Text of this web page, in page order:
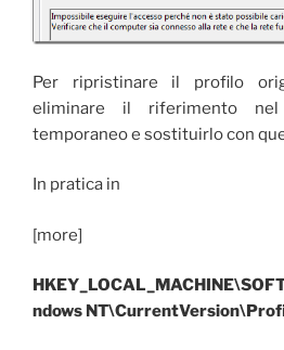
Per ripristinare il profilo
eliminare il riferimento
temporaneo e sostituirlo con
In pratica in
[more]
ndows